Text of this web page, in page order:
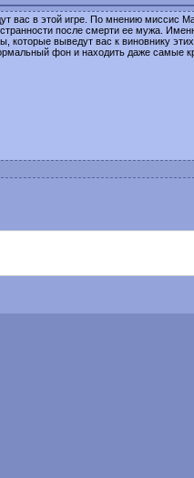
вас в этой игре. По мнению миссис
после смерти ее мужа.
которые выведут вас к виновнику
фон и находить даже самые